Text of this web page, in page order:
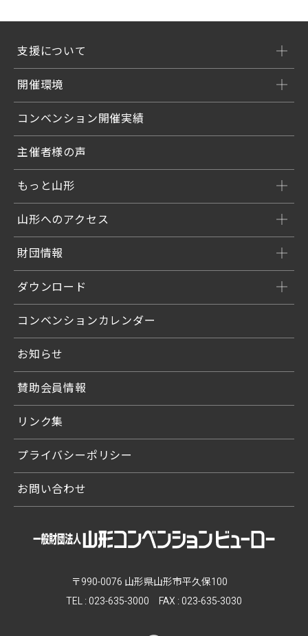
支援について
開催環境
コンベンション開催実績
主催者様の声
もっと山形
山形へのアクセス
財団情報
ダウンロード
コンベンションカレンダー
お知らせ
賛助会員情報
リンク集
プライバシーポリシー
お問い合わせ
〒990-0076 山形県山形市平久保100
TEL : 023-635-3000 FAX : 023-635-3030